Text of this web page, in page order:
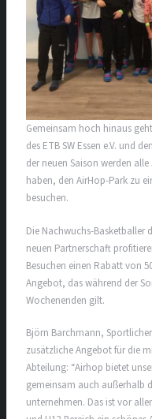
Gemeinsam hoch hinaus
des ETB SW Essen e.V. und
der neuen Saison werden
haben, den AirHop-Park zu
besuchen.
Die Nachwuchs-Basketballer
neuen Partnerschaft
Besuchen einen Rabatt von
Angebot, das während der
Wochenenden gilt.
Björn Barchmann,
zusätzliche Angebot für die
Abteilung: “Airhop bietet
gemeinsam auch außerhalb
unternehmen. Das ist vor